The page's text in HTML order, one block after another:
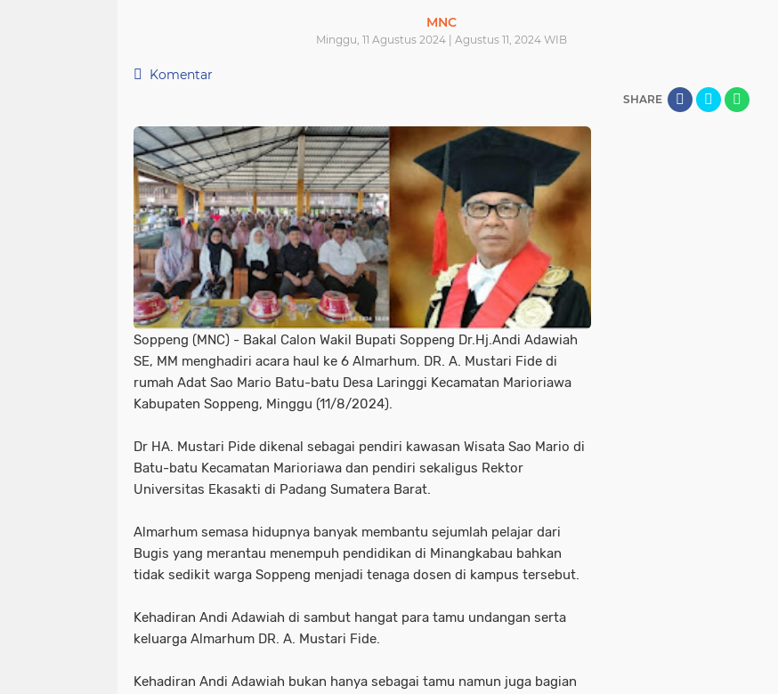
MNC
Minggu, 11 Agustus 2024 | Agustus 11, 2024 WIB
Komentar
SHARE
Soppeng (MNC) - Bakal Calon Wakil Bupati Soppeng Dr.Hj.Andi Adawiah
SE, MM menghadiri acara haul ke 6 Almarhum. DR. A. Mustari Fide di
rumah Adat Sao Mario Batu-batu Desa Laringgi Kecamatan Marioriawa
Kabupaten Soppeng, Minggu (11/8/2024).
Dr HA. Mustari Pide dikenal sebagai pendiri kawasan Wisata Sao Mario di
Batu-batu Kecamatan Marioriawa dan pendiri sekaligus Rektor
Universitas Ekasakti di Padang Sumatera Barat.
Almarhum semasa hidupnya banyak membantu sejumlah pelajar dari
Bugis yang merantau menempuh pendidikan di Minangkabau bahkan
tidak sedikit warga Soppeng menjadi tenaga dosen di kampus tersebut.
Kehadiran Andi Adawiah di sambut hangat para tamu undangan serta
keluarga Almarhum DR. A. Mustari Fide.
Kehadiran Andi Adawiah bukan hanya sebagai tamu namun juga bagian